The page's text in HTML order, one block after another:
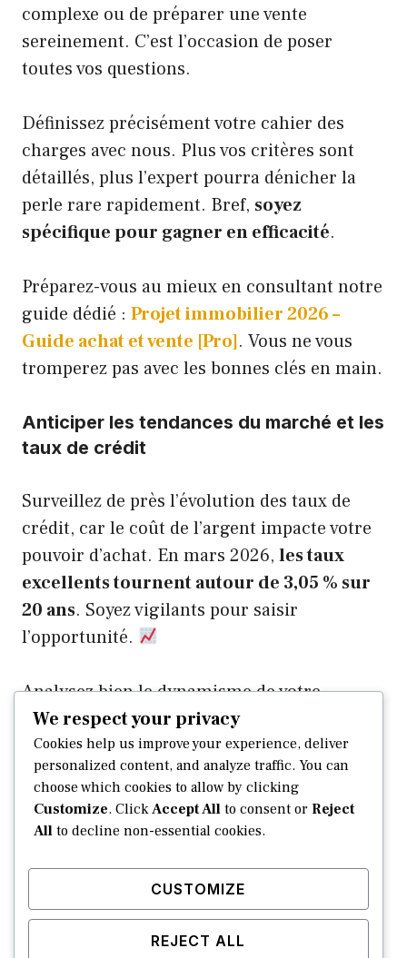
complexe ou de préparer une vente
sereinement. C’est l’occasion de poser
toutes vos questions.
Définissez précisément votre cahier des
charges avec nous. Plus vos critères sont
détaillés, plus l’expert pourra dénicher la
perle rare rapidement. Bref, soyez
spécifique pour gagner en efficacité.
Préparez-vous au mieux en consultant notre
guide dédié : Projet immobilier 2026 –
Guide achat et vente [Pro]. Vous ne vous
tromperez pas avec les bonnes clés en main.
Anticiper les tendances du marché et les
taux de crédit
Surveillez de près l’évolution des taux de
crédit, car le coût de l’argent impacte votre
pouvoir d’achat. En mars 2026, les taux
excellents tournent autour de 3,05 % sur
20 ans. Soyez vigilants pour saisir
l’opportunité.
Analysez bien le dynamisme de votre
secteur géographique.Paris grimpe de 2,9
% tandis que Nantes baisse de 3,9 %. Il faut
savoir où placer ses billes aujourd’hui pour
sécuriser son investissement futur.
promesse de vente ou l’amortissement.
Comprendre les termes employés par les
pros évite de se sentir perdu lors des
We respect your privacy
Cookies help us improve your experience, deliver
personalized content, and analyze traffic. You can
choose which cookies to allow by clicking
Customize. ClickAccept All to consent or Reject
All to decline non-essential cookies.
CUSTOMIZE
REJECT ALL